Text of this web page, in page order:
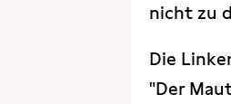
nicht zu
Die
"Der